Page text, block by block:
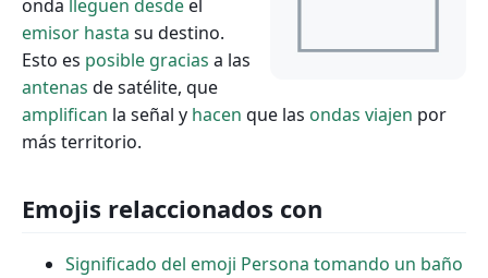
onda lleguen desdeel
emisor hasta su destino.
Esto es posible gracias a las
antenas de satélite, que
amplifican la señal y hacen que las ondas viajen por
más territorio.
Emojis relaccionados con
Significado del emoji Persona tomando un baño